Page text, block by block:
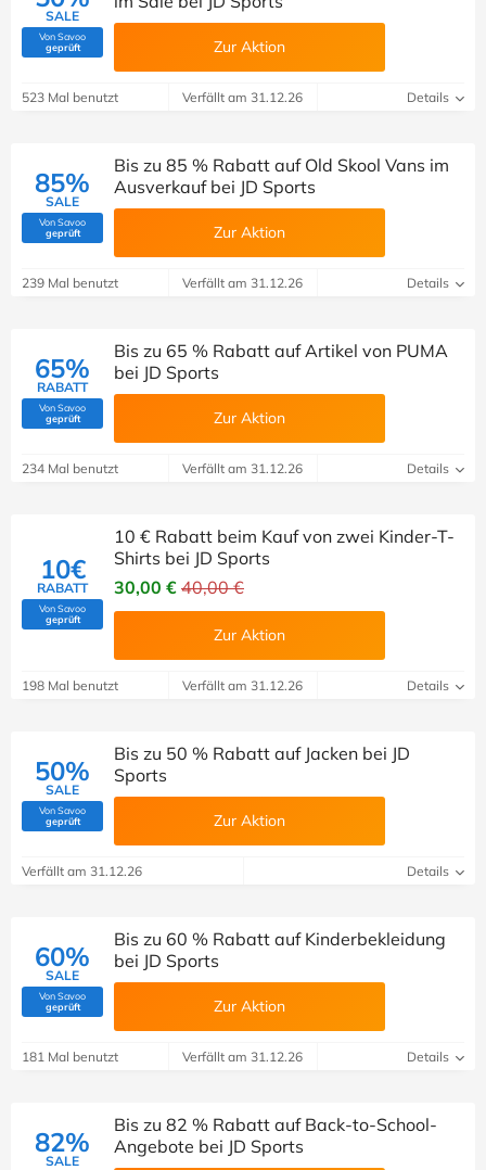
SALE
Von Savoo
geprüft(Von Savoo geprüft) Zur Aktion
523 Mal benutzt Verfällt am 31.12.26 Details
85%
SALE
Von Savoo
geprüft(Von Savoo geprüft)
Bis zu 85 % Rabatt auf Old Skool Vans im
Ausverkauf bei JD Sports
Zur Aktion
239 Mal benutzt Verfällt am 31.12.26 Details
65%
RABATT
Von Savoo
geprüft(Von Savoo geprüft)
Bis zu 65 % Rabatt auf Artikel von PUMA
bei JD Sports
Zur Aktion
234 Mal benutzt Verfällt am 31.12.26 Details
10€
RABATT
Von Savoo
geprüft(Von Savoo geprüft)
10 € Rabatt beim Kauf von zwei Kinder-T-
Shirts bei JD Sports
30,00 € 40,00 €
Zur Aktion
198 Mal benutzt Verfällt am 31.12.26 Details
50%
SALE
Von Savoo
geprüft(Von Savoo geprüft)
Bis zu 50 % Rabatt auf Jacken bei JD
Sports
Zur Aktion
Verfällt am 31.12.26 Details
60%
SALE
Von Savoo
geprüft(Von Savoo geprüft)
Bis zu 60 % Rabatt auf Kinderbekleidung
bei JD Sports
Zur Aktion
181 Mal benutzt Verfällt am 31.12.26 Details
82%
SALE
Bis zu 82 % Rabatt auf Back-to-School-
Angebote bei JD Sports